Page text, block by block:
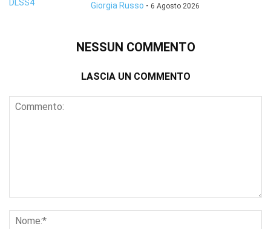
Giorgia Russo - 6 Agosto 2026
NESSUN COMMENTO
LASCIA UN COMMENTO